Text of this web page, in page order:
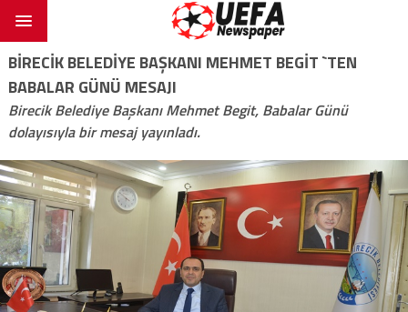
BİRECİK BELEDİYE BAŞKANI MEHMET BEGİT `TEN
BABALAR GÜNÜ MESAJI
Birecik Belediye Başkanı Mehmet Begit, Babalar Günü
dolayısıyla bir mesaj yayınladı.